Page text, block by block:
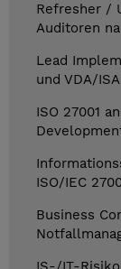
Refresher /
Auditoren
Lead
und VDA/
ISO 27001
ISO/IEC
Business